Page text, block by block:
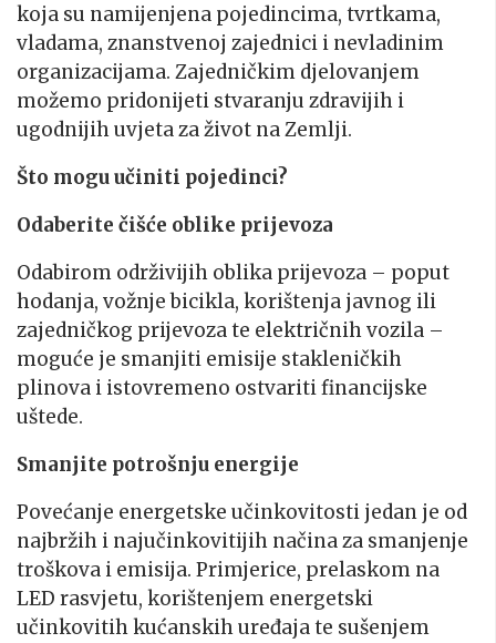
koja su namijenjena pojedincima, tvrtkama,
vladama, znanstvenoj zajednici i nevladinim
organizacijama. Zajedničkim djelovanjem
možemo pridonijeti stvaranju zdravijih i
ugodnijih uvjeta za život na Zemlji.
Što mogu učiniti pojedinci?
Odaberite čišće oblike prijevoza
Odabirom održivijih oblika prijevoza – poput
hodanja, vožnje bicikla, korištenja javnog ili
zajedničkog prijevoza te električnih vozila –
moguće je smanjiti emisije stakleničkih
plinova i istovremeno ostvariti financijske
uštede.
Smanjite potrošnju energije
Povećanje energetske učinkovitosti jedan je od
najbržih i najučinkovitijih načina za smanjenje
troškova i emisija. Primjerice, prelaskom na
LED rasvjetu, korištenjem energetski
učinkovitih kućanskih uređaja te sušenjem